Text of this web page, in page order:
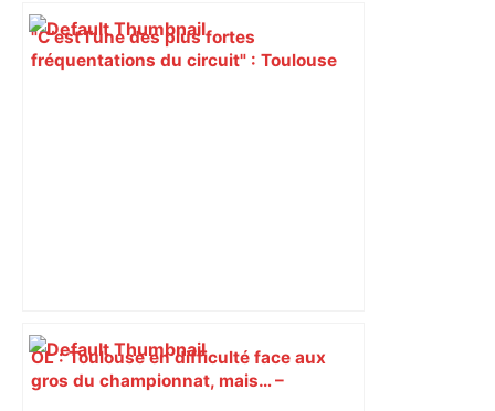
"C’est l’une des plus fortes
fréquentations du circuit" : Toulouse
OL : Toulouse en difficulté face aux
gros du championnat, mais… –